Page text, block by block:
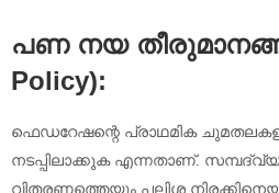
പണ നയ
Policy):
ഫെഡറേഷന്റെ പ്രാഥമിക
നടപ്പിലാക്കുക എന്നതാണ്.
വിതരണത്തെയും പലിശ